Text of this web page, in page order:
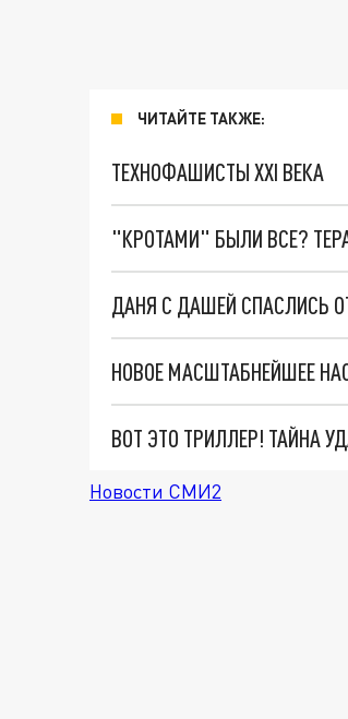
ЧИТАЙТЕ ТАКЖЕ:
ТЕХНОФАШИСТЫ XXI ВЕКА
"КРОТАМИ" БЫЛИ ВСЕ?
ДАНЯ С ДАШЕЙ СПАСЛИСЬ
ВОТ ЭТО ТРИЛЛЕР! ТАЙНА
Новости СМИ2